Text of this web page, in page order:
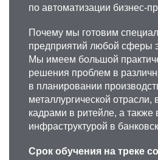
по автоматизации бизнес-
Почему мы готовим
предприятий любой сферы
Мы имеем большой
решения проблем в
в планировании
металлургической отрасли,
кадрами в ритейле, а
инфраструктурой в
Срок обучения на треке